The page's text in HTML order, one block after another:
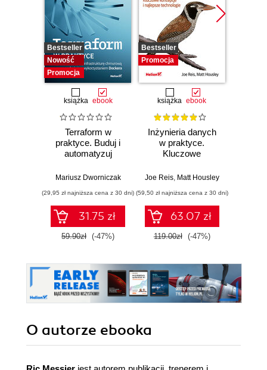
Bestseller
Nowość
Promocja
książka ebook
Terraform w
praktyce. Buduj i
automatyzuj
chmurową oraz
wykorzystaniem
Dockera
Mariusz Dworniczak
(29,95 zł najniższa cena z 30 dni)
31.75 zł
59.90zł (-47%)
Bestseller
Promocja
książka ebook
Inżynieria danych
w praktyce.
Kluczowe
najlepsze
Joe Reis, Matt Housley
(59,50 zł najniższa cena z 30 dni)
63.07 zł
119.00zł (-47%)
O autorze ebooka